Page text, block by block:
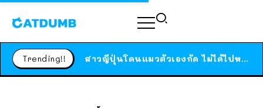
Trending!! ได้เวลาเด็กหนวดรวมตัว RF Online Next เปิดให้เล่นแล้ว เกม Sci-Fi MMORPG ระดับตำนาน เล่นได้ทั้งมือถือและ PC